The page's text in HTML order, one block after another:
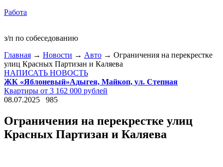
Работа
з/п по собеседованию
Главная → Новости → Авто → Ограничения на перекрестке
улиц Красных Партизан и Каляева
НАПИСАТЬ НОВОСТЬ
ЖК «Яблоневый»Адыгея, Майкоп, ул. Степная
Квартиры от 3 162 000 рублей
08.07.2025
985
Ограничения на перекрестке улиц
Красных Партизан и Каляева